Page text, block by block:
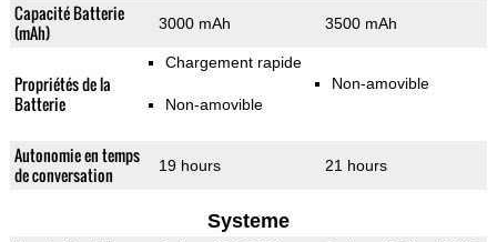
Capacité Batterie
(mAh)
3000 mAh 3500 mAh
Propriétés de la
Batterie
Chargement rapide
Non-amovible
Non-amovible
Autonomie en temps
de conversation
19 hours 21 hours
Systeme